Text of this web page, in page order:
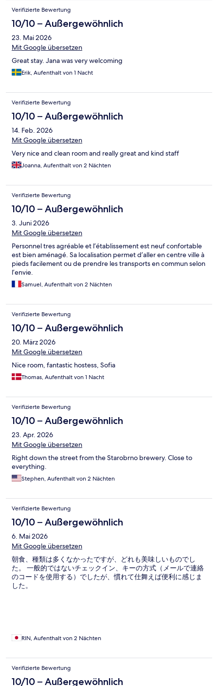
Verifizierte Bewertung
10/10 – Außergewöhnlich
23. Mai 2026
Mit Google übersetzen
Great stay. Jana was very welcoming
Erik, Aufenthalt von 1 Nacht
Verifizierte Bewertung
10/10 – Außergewöhnlich
14. Feb. 2026
Mit Google übersetzen
Very nice and clean room and really great and kind staff
Joanna, Aufenthalt von 2 Nächten
Verifizierte Bewertung
10/10 – Außergewöhnlich
3. Juni 2026
Mit Google übersetzen
Personnel tres agréable et l’établissement est neuf confortable
est bien aménagé. Sa localisation permet d’aller en centre ville à
pieds facilement ou de prendre les transports en commun selon
l’envie.
Samuel, Aufenthalt von 2 Nächten
Verifizierte Bewertung
10/10 – Außergewöhnlich
20. März 2026
Mit Google übersetzen
Nice room, fantastic hostess, Sofia
Thomas, Aufenthalt von 1 Nacht
Verifizierte Bewertung
10/10 – Außergewöhnlich
23. Apr. 2026
Mit Google übersetzen
Right down the street from the Starobrno brewery. Close to
everything.
Stephen, Aufenthalt von 2 Nächten
Verifizierte Bewertung
10/10 – Außergewöhnlich
6. Mai 2026
Mit Google übersetzen
朝食、種類は多くなかったですが、どれも美味しいものでし
た。 一般的ではないチェックイン、キーの方式（メールで連絡
のコードを使用する）でしたが、慣れて仕舞えば便利に感じま
した。
RIN, Aufenthalt von 2 Nächten
Verifizierte Bewertung
10/10 – Außergewöhnlich